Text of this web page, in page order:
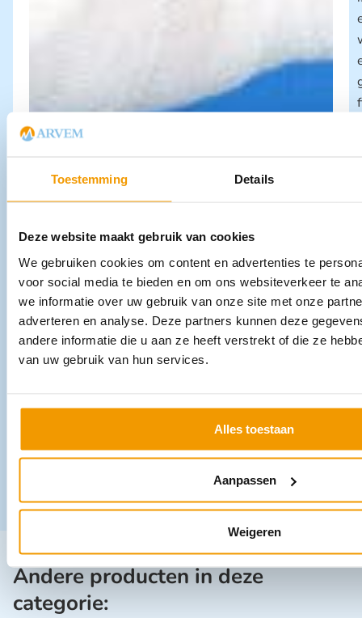
Toestemming Details
Deze website maakt gebruik van cookies
We gebruiken cookies om content en advertenties te
voor social media te bieden en om ons websiteverkeer te
we informatie over uw gebruik van onze site met onze
adverteren en analyse. Deze partners kunnen deze
andere informatie die u aan ze heeft verstrekt of die ze
van uw gebruik van hun services.
Alles toestaan
Aanpassen
Weigeren
Andere producten in deze
categorie: